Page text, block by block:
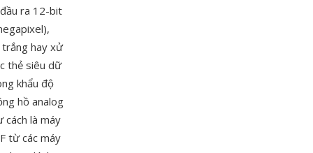
ra 12-bit
trắng hay xử
thẻ siêu dữ
khẩu độ
hồ analog
cách là máy
từ các máy